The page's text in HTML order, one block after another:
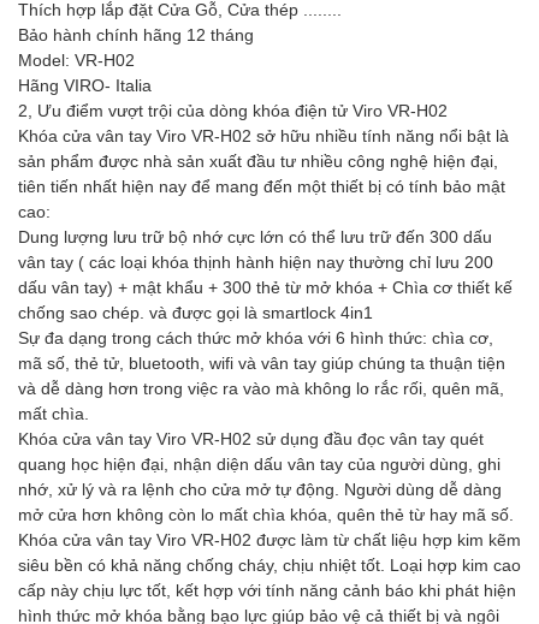
Thích hợp lắp đặt Cửa Gỗ, Cửa thép ........
Bảo hành chính hãng 12 tháng
Model: VR-H02
Hãng VIRO- Italia
2, Ưu điểm vượt trội của dòng khóa điện tử Viro VR-H02
Khóa cửa vân tay Viro VR-H02 sở hữu nhiều tính năng nổi bật là
sản phẩm được nhà sản xuất đầu tư nhiều công nghệ hiện đại,
tiên tiến nhất hiện nay để mang đến một thiết bị có tính bảo mật
cao:
Dung lượng lưu trữ bộ nhớ cực lớn có thể lưu trữ đến 300 dấu
vân tay ( các loại khóa thịnh hành hiện nay thường chỉ lưu 200
dấu vân tay) + mật khẩu + 300 thẻ từ mở khóa + Chìa cơ thiết kế
chống sao chép. và được gọi là smartlock 4in1
Sự đa dạng trong cách thức mở khóa với 6 hình thức: chìa cơ,
mã số, thẻ tử, bluetooth, wifi và vân tay giúp chúng ta thuận tiện
và dễ dàng hơn trong việc ra vào mà không lo rắc rối, quên mã,
mất chìa.
Khóa cửa vân tay Viro VR-H02 sử dụng đầu đọc vân tay quét
quang học hiện đại, nhận diện dấu vân tay của người dùng, ghi
nhớ, xử lý và ra lệnh cho cửa mở tự động. Người dùng dễ dàng
mở cửa hơn không còn lo mất chìa khóa, quên thẻ từ hay mã số.
Khóa cửa vân tay Viro VR-H02 được làm từ chất liệu hợp kim kẽm
siêu bền có khả năng chống cháy, chịu nhiệt tốt. Loại hợp kim cao
cấp này chịu lực tốt, kết hợp với tính năng cảnh báo khi phát hiện
hình thức mở khóa bằng bạo lực giúp bảo vệ cả thiết bị và ngôi